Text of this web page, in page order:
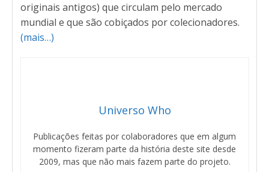
originais antigos) que circulam pelo mercado
mundial e que são cobiçados por colecionadores.
(mais…)
Universo Who
Publicações feitas por colaboradores que em algum
momento fizeram parte da história deste site desde
2009, mas que não mais fazem parte do projeto.